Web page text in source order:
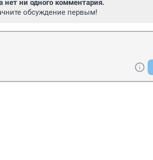
нет ни одного комментария.
обсуждение первым!